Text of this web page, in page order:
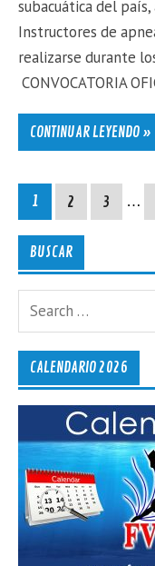
subacuática del
Instructores de
realizarse durante
CONVOCATORIA
CONTINUAR LEYENDO »
1 2 3 …
BUSCAR
CALENDARIO 2026